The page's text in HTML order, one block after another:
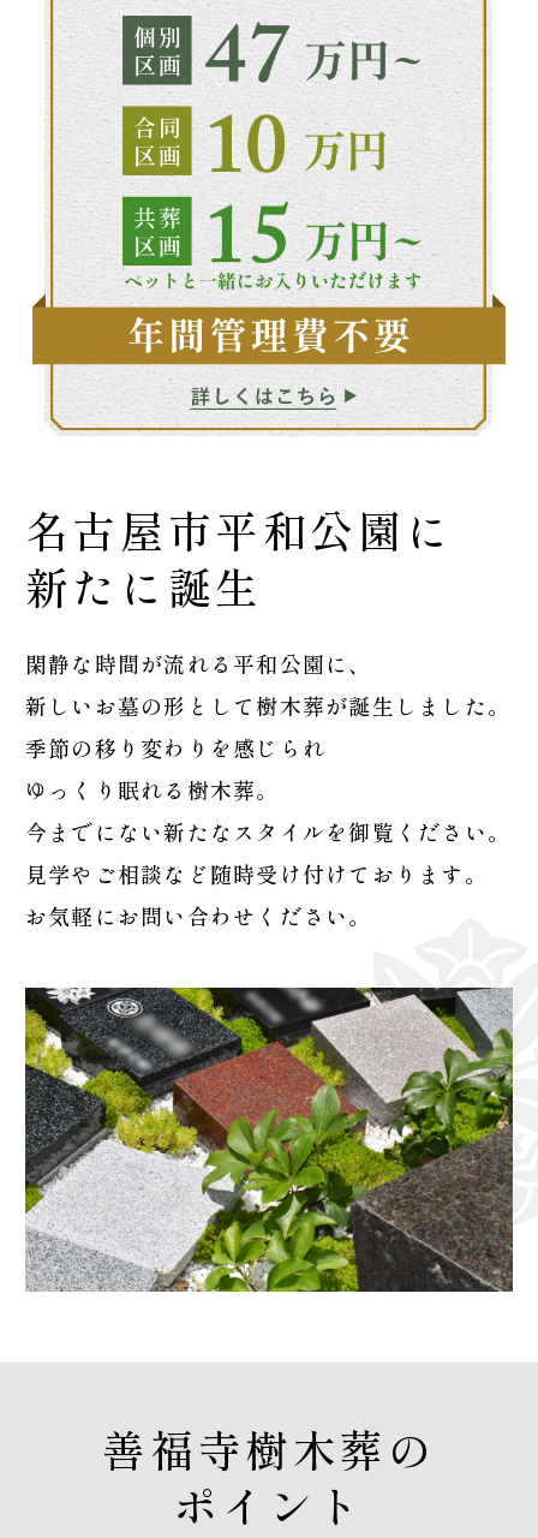
名古屋市平和公園に
新たに誕生
閑静な時間が流れる平和公園に、
新しいお墓の形として樹木葬が誕生しました。
季節の移り変わりを感じられ
ゆっくり眠れる樹木葬。
今までにない新たなスタイルを御覧ください。
見学やご相談など随時受け付けております。
お気軽にお問い合わせください。
善福寺樹木葬の
ポイント